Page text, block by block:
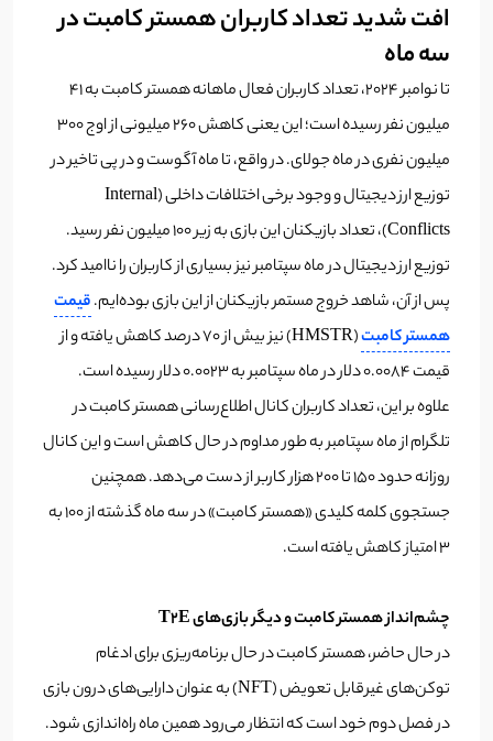
افت شدید تعداد کاربران همستر کامبت در
سه ماه
تا نوامبر ۲۰۲۴، تعداد کاربران فعال ماهانه همستر کامبت به ۴۱
میلیون نفر رسیده است؛ این یعنی کاهش ۲۶۰ میلیونی از اوج ۳۰۰
میلیون نفری در ماه جولای. در واقع، تا ماه آگوست و در پی تاخیر در
توزیع ارز دیجیتال و وجود برخی اختلافات داخلی (Internal
Conflicts)، تعداد بازیکنان این بازی به زیر ۱۰۰ میلیون نفر رسید.
توزیع ارز دیجیتال در ماه سپتامبر نیز بسیاری از کاربران را ناامید کرد.
پس از آن، شاهد خروج مستمر بازیکنان از این بازی بوده‌ایم.قیمت
همستر کامبت
(HMSTR) نیز بیش از ۷۰ درصد کاهش یافته و از
قیمت ۰.۰۰۸۴ دلار در ماه سپتامبر به ۰.۰۰۲۳ دلار رسیده است.
علاوه بر این، تعداد کاربران کانال اطلاع‌رسانی همستر کامبت در
تلگرام از ماه سپتامبر به طور مداوم در حال کاهش است و این کانال
روزانه حدود ۱۵۰ تا ۲۰۰ هزار کاربر از دست می‌دهد. همچنین
جستجوی کلمه کلیدی «همستر کامبت» در سه ماه گذشته از ۱۰۰ به
۳ امتیاز کاهش یافته است.
چشم‌انداز همستر کامبت و دیگر بازی‌های T2E
در حال حاضر، همستر کامبت در حال برنامه‌ریزی برای ادغام
توکن‌های غیرقابل تعویض (NFT) به عنوان دارایی‌های درون بازی
در فصل دوم خود است که انتظار می‌رود همین ماه راه‌اندازی شود.